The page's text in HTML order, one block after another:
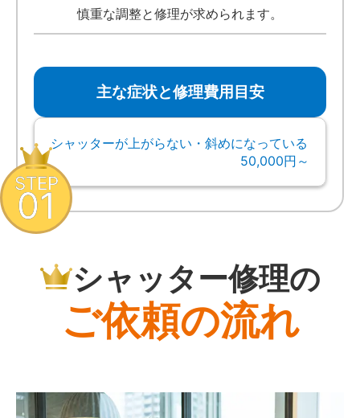
慎重な調整と修理が求められます。
主な症状と修理費用目安
シャッターが上がらない・斜めになっている
50,000円～
シャッター修理の
ご依頼の流れ
STEP
01